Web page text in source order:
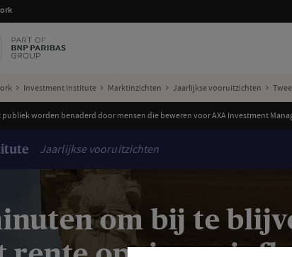
Investment Institute Marktinzichten Jaarlijkse vooruitzichten
publiek worden benaderd door mensen die beweren voor AXA Investment
Jaarlijkse vooruitzichten
om bij te